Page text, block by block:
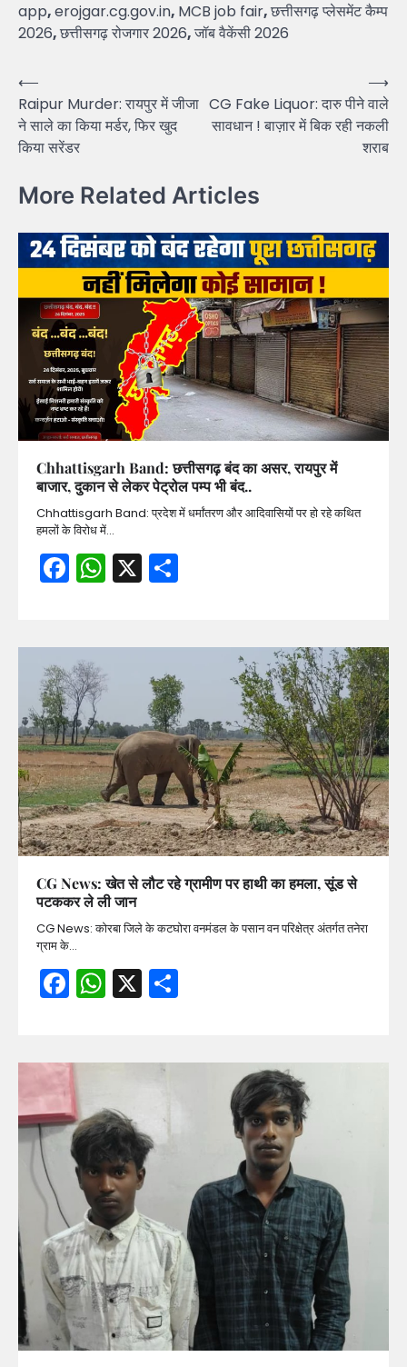
app,erojgar.cg.gov.in, MCB job fair,छत्तीसगढ़ प्लेसमेंट कैम्प
2026,छत्तीसगढ़ रोजगार 2026,जॉब वैकेंसी 2026
Post
navigation
⟵
Raipur Murder: रायपुर में जीजा
ने साले का किया मर्डर, फिर खुद
किया सरेंडर
CG Fake Liquor: दारु पीने वाले
सावधान ! बाज़ार में बिक रही नकली
शराब
⟶
More Related Articles
Chhattisgarh Band: छत्तीसगढ़ बंद का असर, रायपुर में
बाजार, दुकान से लेकर पेट्रोल पम्प भी बंद..
Chhattisgarh Band: प्रदेश में धर्मांतरण और आदिवासियों पर हो रहे कथित
हमलों के विरोध में…
Facebook
WhatsApp
X
CG News: खेत से लौट रहे ग्रामीण पर हाथी का हमला, सूंड से
पटककर ले ली जान
CG News: कोरबा जिले के कटघोरा वनमंडल के पसान वन परिक्षेत्र अंतर्गत तनेरा
ग्राम के…
Facebook
WhatsApp
X